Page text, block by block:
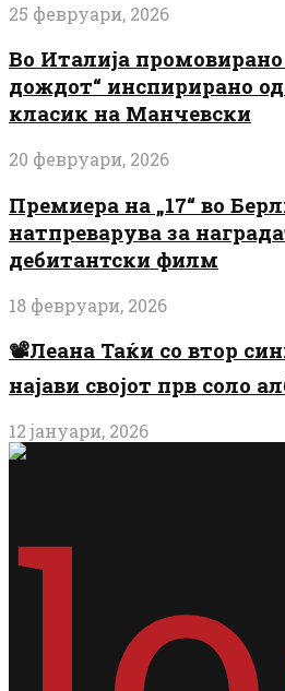
25 февруари, 2026
Во Италија
дождот“ инспирирано
класик на Манчевски
20 февруари, 2026
Премиера на „17“ во
натпреварува за
дебитантски филм
18 февруари, 2026
📽️Леана Таќи со втор
најави својот прв соло
12 јануари, 2026